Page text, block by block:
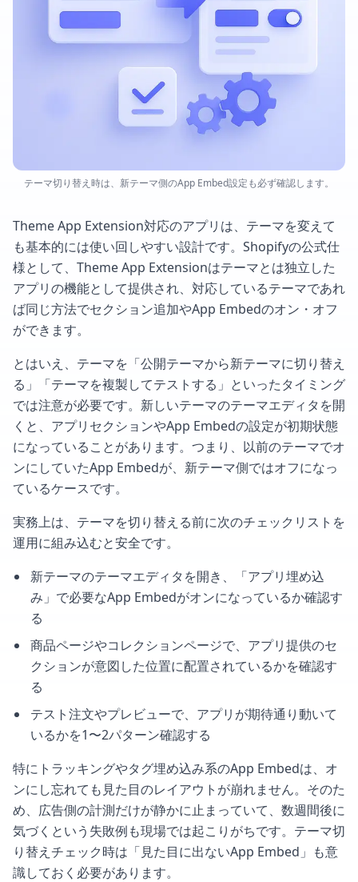
テーマ切り替え時は、新テーマ側のApp Embed設定も必ず確認します。
Theme App Extension対応のアプリは、テーマを変えて
も基本的には使い回しやすい設計です。Shopifyの公式仕
様として、Theme App Extensionはテーマとは独立した
アプリの機能として提供され、対応しているテーマであれ
ば同じ方法でセクション追加やApp Embedのオン・オフ
ができます。
とはいえ、テーマを「公開テーマから新テーマに切り替え
る」「テーマを複製してテストする」といったタイミング
では注意が必要です。新しいテーマのテーマエディタを開
くと、アプリセクションやApp Embedの設定が初期状態
になっていることがあります。つまり、以前のテーマでオ
ンにしていたApp Embedが、新テーマ側ではオフになっ
ているケースです。
実務上は、テーマを切り替える前に次のチェックリストを
運用に組み込むと安全です。
新テーマのテーマエディタを開き、「アプリ埋め込
み」で必要なApp Embedがオンになっているか確認す
る
商品ページやコレクションページで、アプリ提供のセ
クションが意図した位置に配置されているかを確認す
る
テスト注文やプレビューで、アプリが期待通り動いて
いるかを1〜2パターン確認する
特にトラッキングやタグ埋め込み系のApp Embedは、オ
ンにし忘れても見た目のレイアウトが崩れません。そのた
め、広告側の計測だけが静かに止まっていて、数週間後に
気づくという失敗例も現場では起こりがちです。テーマ切
り替えチェック時は「見た目に出ないApp Embed」も意
識しておく必要があります。